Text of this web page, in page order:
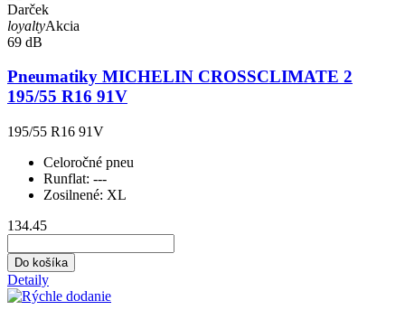
Darček
loyaltyAkcia
69 dB
Pneumatiky MICHELIN CROSSCLIMATE 2
195/55 R16 91V
195/55 R16 91V
Celoročné pneu
Runflat: ---
Zosilnené: XL
134.45
Do košíka
Detaily